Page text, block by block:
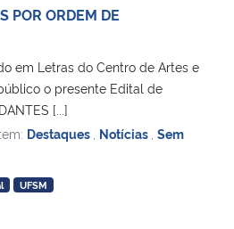
POR ORDEM DE
em Letras do Centro de Artes e
o presente Edital de
[...]
Destaques Notícias Sem
UFSM